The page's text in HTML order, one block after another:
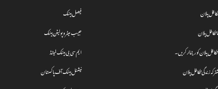
پلان
تکافل پلان
پلان کو ریٹائر کریں۔
زندگی تکافل پلان
فیصل بینک
حبیب میٹروپولیٹن بینک
ایم سی بی بینک لمیٹڈ
نیشنل بینک آف پاکستان